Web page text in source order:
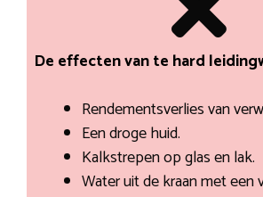
De effecten van te hard
Rendementsverlies van
Een droge huid.
Kalkstrepen op glas en lak.
Water uit de kraan met een